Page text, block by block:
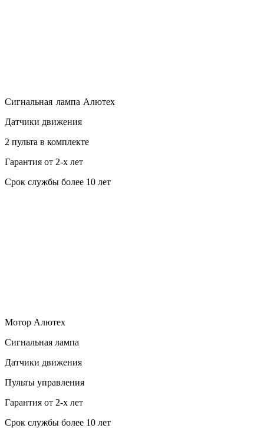
Сигнальная лампа Алютех
Датчики движения
2 пульта в комплекте
Гарантия от 2-х лет
Срок службы более 10 лет
Мотор Алютех
Сигнальная лампа
Датчики движения
Пульты управления
Гарантия от 2-х лет
Срок службы более 10 лет